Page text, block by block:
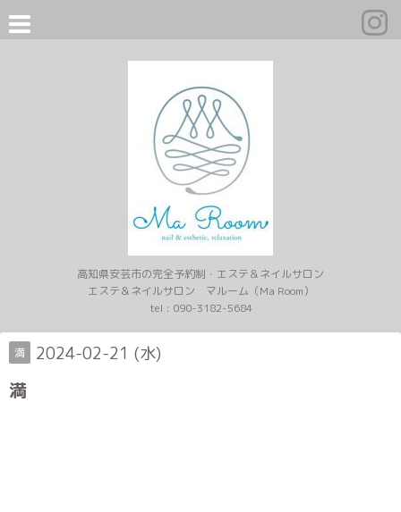
高知県安芸市の完全予約制・エステ＆ネイルサロン
エステ＆ネイルサロン マルーム（Ma Room）
tel : 090-3182-5684
満 2024-02-21 (水)
満